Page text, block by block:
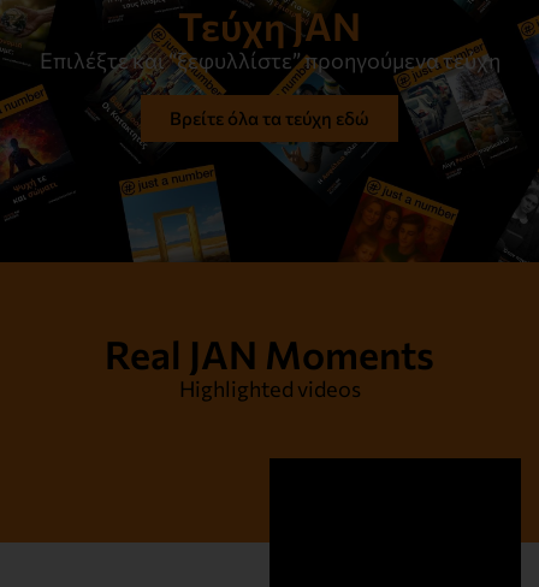
Τεύχη JAN
Επιλέξτε και “ξεφυλλίστε” προηγούμενα τεύχη
Βρείτε όλα τα τεύχη εδώ
Real JAN Moments
Highlighted videos